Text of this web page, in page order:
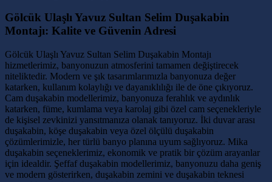
Gölcük Ulaşlı Yavuz Sultan Selim Duşakabin
Montajı: Kalite ve Güvenin Adresi
Gölcük Ulaşlı Yavuz Sultan Selim Duşakabin Montajı
hizmetlerimiz, banyonuzun atmosferini tamamen değiştirecek
niteliktedir. Modern ve şık tasarımlarımızla banyonuza değer
katarken, kullanım kolaylığı ve dayanıklılığı ile de öne çıkıyoruz.
Cam duşakabin modellerimiz, banyonuza ferahlık ve aydınlık
katarken, füme, kumlama veya karolaj gibi özel cam seçenekleriyle
de kişisel zevkinizi yansıtmanıza olanak tanıyoruz. İki duvar arası
duşakabin, köşe duşakabin veya özel ölçülü duşakabin
çözümlerimizle, her türlü banyo planına uyum sağlıyoruz. Mika
duşakabin seçeneklerimiz, ekonomik ve pratik bir çözüm arayanlar
için idealdir. Şeffaf duşakabin modellerimiz, banyonuzu daha geniş
ve modern gösterirken, duşakabin zemini ve duşakabin teknesi